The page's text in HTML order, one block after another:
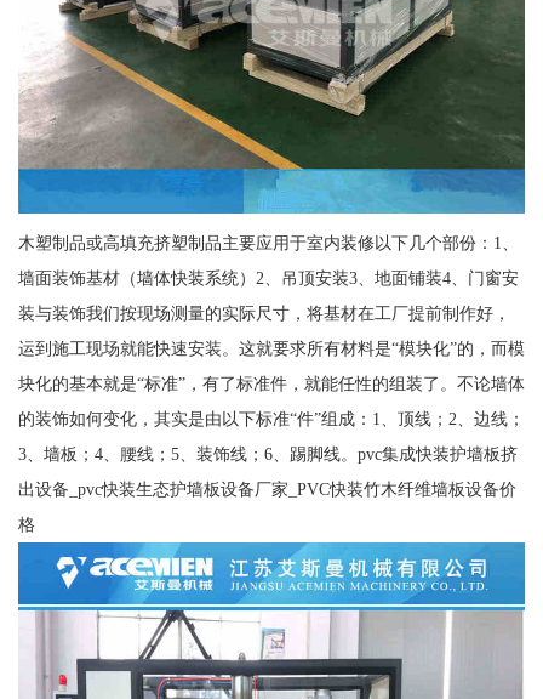
木塑制品或高填充挤塑制品主要应用于室内装修以下几个部份：1、
墙面装饰基材（墙体快装系统）2、吊顶安装3、地面铺装4、门窗安
装与装饰我们按现场测量的实际尺寸，将基材在工厂提前制作好，
运到施工现场就能快速安装。这就要求所有材料是“模块化”的，而模
块化的基本就是“标准”，有了标准件，就能任性的组装了。不论墙体
的装饰如何变化，其实是由以下标准“件”组成：1、顶线；2、边线；
3、墙板；4、腰线；5、装饰线；6、踢脚线。pvc集成快装护墙板挤
出设备_pvc快装生态护墙板设备厂家_PVC快装竹木纤维墙板设备价
格